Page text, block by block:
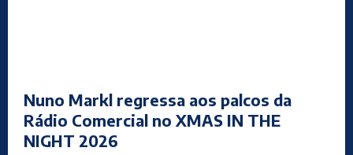
Nuno Markl regressa aos palcos da
Rádio Comercial no XMAS IN THE
NIGHT 2026